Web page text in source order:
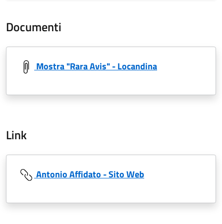
Documenti
Mostra "Rara Avis" - Locandina
Link
Antonio Affidato - Sito Web